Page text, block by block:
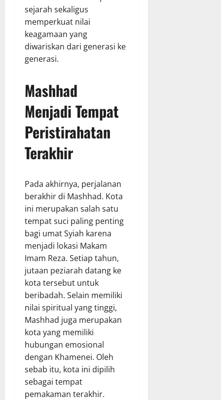
sejarah sekaligus
memperkuat nilai
keagamaan yang
diwariskan dari generasi ke
generasi.
Mashhad
Menjadi Tempat
Peristirahatan
Terakhir
Pada akhirnya, perjalanan
berakhir di Mashhad. Kota
ini merupakan salah satu
tempat suci paling penting
bagi umat Syiah karena
menjadi lokasi Makam
Imam Reza. Setiap tahun,
jutaan peziarah datang ke
kota tersebut untuk
beribadah. Selain memiliki
nilai spiritual yang tinggi,
Mashhad juga merupakan
kota yang memiliki
hubungan emosional
dengan Khamenei. Oleh
sebab itu, kota ini dipilih
sebagai tempat
pemakaman terakhir.